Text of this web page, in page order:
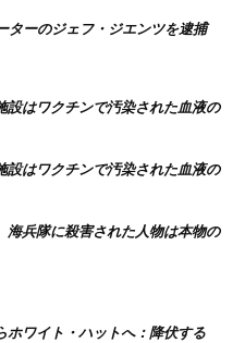
ターのジェフ・ジエンツを逮捕
設はワクチンで汚染された血液の
設はワクチンで汚染された血液の
海兵隊に殺害された人物は本物の
ホワイト・ハットへ：降伏する